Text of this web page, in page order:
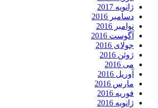
ژانویه 2017
دسامبر 2016
نوامبر 2016
آگوست 2016
جولای 2016
ژوئن 2016
می 2016
آوریل 2016
مارس 2016
فوریه 2016
ژانویه 2016